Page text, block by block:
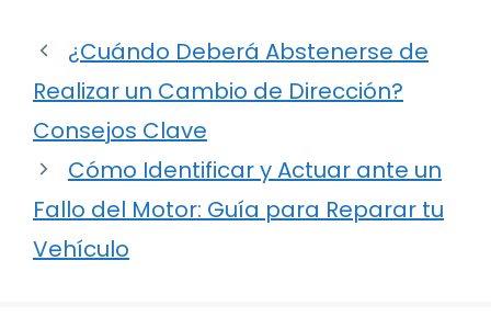
¿Cuándo Deberá Abstenerse de
Realizar un Cambio de Dirección?
Consejos Clave
Cómo Identificar y Actuar ante un
Fallo del Motor: Guía para Reparar tu
Vehículo